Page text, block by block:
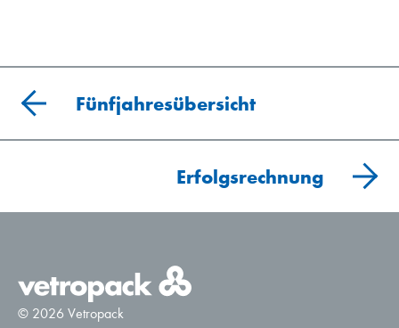
Fünfjahresübersicht
Erfolgsrechnung
© 2026 Vetropack